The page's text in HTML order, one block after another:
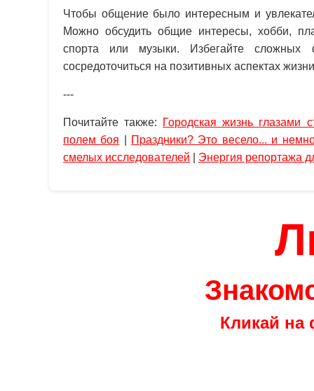
Чтобы общение было интересным и
Можно обсудить общие интересы, хобби,
спорта или музыки. Избегайте
сосредоточиться на позитивных аспектах
---
Почитайте также:
Городская жизнь глазами
полем боя
Праздники? Это весело... и
смелых исследователей
Энергия репортажа
Кликай на